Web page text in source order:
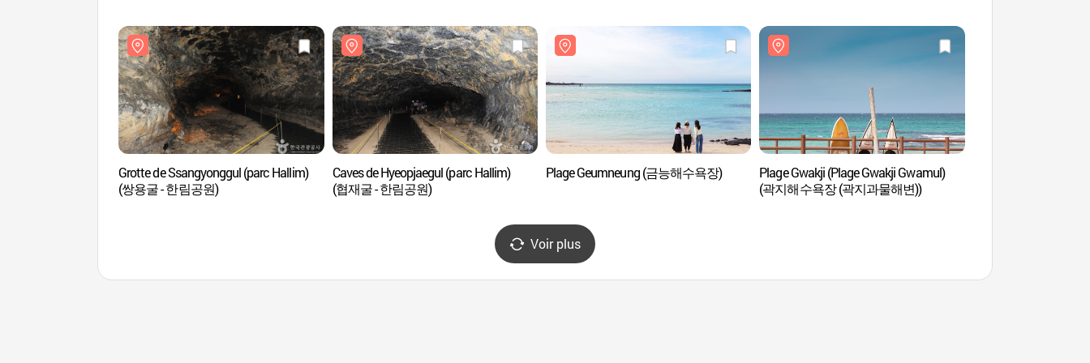
Grotte de Ssangyonggul (parc Hallim)
(쌍용굴 - 한림공원)
Caves de Hyeopjaegul (parc Hallim)
(협재굴 - 한림공원)
Plage Geumneung (금능해수욕장)
Plage Gwakji (Plage Gwakji Gwamul)
(곽지해수욕장 (곽지과물해변))
Voir plus